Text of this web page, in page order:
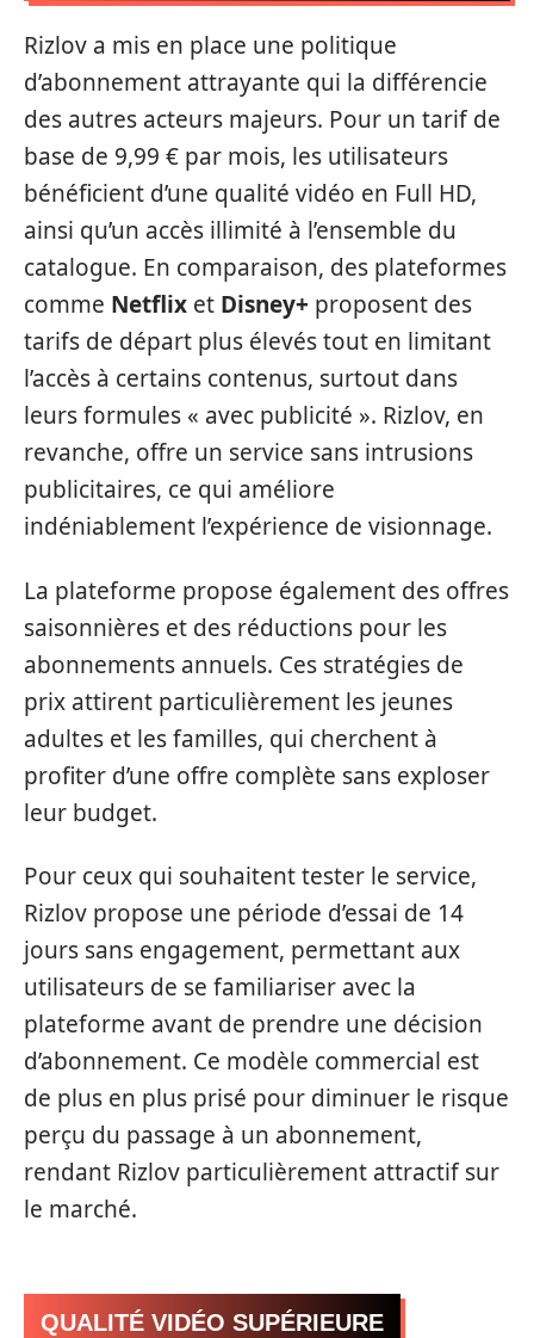
Rizlov a mis en place une politique
d’abonnement attrayante qui la différencie
des autres acteurs majeurs. Pour un tarif de
base de 9,99 € par mois, les utilisateurs
bénéficient d’une qualité vidéo en Full HD,
ainsi qu’un accès illimité à l’ensemble du
catalogue. En comparaison, des plateformes
comme Netflix et Disney+ proposent des
tarifs de départ plus élevés tout en limitant
l’accès à certains contenus, surtout dans
leurs formules « avec publicité ». Rizlov, en
revanche, offre un service sans intrusions
publicitaires, ce qui améliore
indéniablement l’expérience de visionnage.
La plateforme propose également des offres
saisonnières et des réductions pour les
abonnements annuels. Ces stratégies de
prix attirent particulièrement les jeunes
adultes et les familles, qui cherchent à
profiter d’une offre complète sans exploser
leur budget.
Pour ceux qui souhaitent tester le service,
Rizlov propose une période d’essai de 14
jours sans engagement, permettant aux
utilisateurs de se familiariser avec la
plateforme avant de prendre une décision
d’abonnement. Ce modèle commercial est
de plus en plus prisé pour diminuer le risque
perçu du passage à un abonnement,
rendant Rizlov particulièrement attractif sur
le marché.
QUALITÉ VIDÉO SUPÉRIEURE